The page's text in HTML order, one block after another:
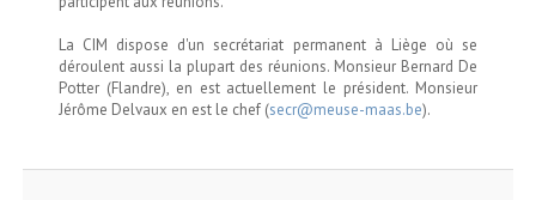
La CIM dispose d'un secrétariat permanent à Liège où se
déroulent aussi la plupart des réunions. Monsieur Bernard De
Potter (Flandre), en est actuellement le président. Monsieur
Jérôme Delvaux en est le chef (secr@meuse-maas.be).